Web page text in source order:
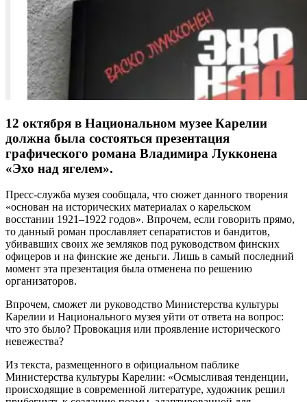
12 октября в Национальном музее Карелии
должна была состояться презентация
графического романа Владимира Лукконена
«Эхо над ягелем».
Пресс-служба музея сообщала, что сюжет данного творения
«основан на исторических материалах о карельском
восстании 1921–1922 годов». Впрочем, если говорить прямо,
то данный роман прославляет сепаратистов и бандитов,
убивавших своих же земляков под руководством финских
офицеров и на финские же деньги. Лишь в самый последний
момент эта презентация была отменена по решению
организаторов.
Впрочем, сможет ли руководство Министерства культуры
Карелии и Национального музея уйти от ответа на вопрос:
что это было? Провокация или проявление исторического
невежества?
Из текста, размещенного в официальном паблике
Министерства культуры Карелии: «Осмысливая тенденции,
происходящие в современной литературе, художник решил